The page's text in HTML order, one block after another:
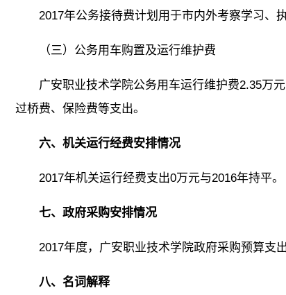
2017年公务接待费计划用于市内外考察学习、
（三）公务用车购置及运行维护费
广安职业技术学院公务用车运行维护费2.35万
过桥费、保险费等支出。
六、机关运行经费安排情况
2017年机关运行经费支出0万元与2016年持平。
七、政府采购安排情况
2017年度，广安职业技术学院政府采购预算支
八、名词解释